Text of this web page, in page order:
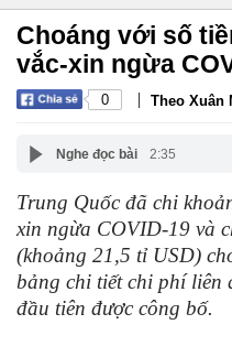
Choáng với số
vắc-xin ngừa
0 | Theo Xuân
Nghe đọc bài 2:35
Trung Quốc đã chi
xin ngừa COVID-19 và
(khoảng 21,5 tỉ USD)
bảng chi tiết chi phí liên
đầu tiên được công bố.